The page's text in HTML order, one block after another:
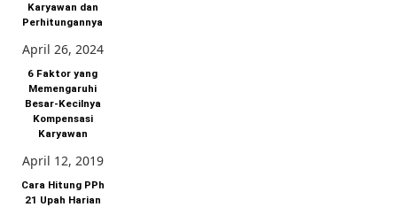
Karyawan dan
Perhitungannya
April 26, 2024
6 Faktor yang
Memengaruhi
Besar-Kecilnya
Kompensasi
Karyawan
April 12, 2019
Cara Hitung PPh
21 Upah Harian